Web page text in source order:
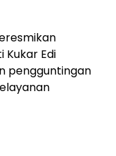
Kukar Edi
pengguntingan